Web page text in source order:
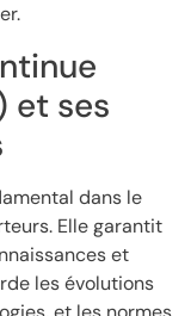
et ses
dans le
Elle garantit
et
les évolutions